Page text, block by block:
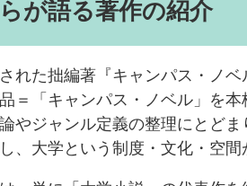
が語る著作の紹介
れた拙編著『キャンパス・ノ
＝「キャンパス・ノベル」を
やジャンル定義の整理にとど
、大学という制度・文化・空